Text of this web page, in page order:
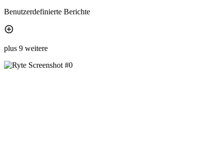
Benutzerdefinierte Berichte
plus 9 weitere